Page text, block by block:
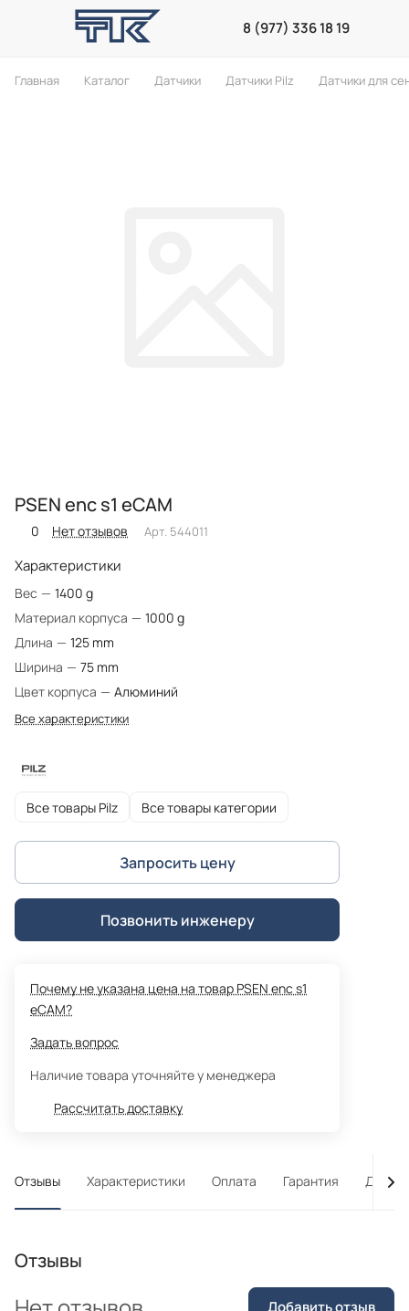
8 (977) 336 18 19
Главная Каталог Датчики Датчики Pilz Датчики для
PSEN enc s1 eCAM
0 Нет отзывов Арт. 544011
Характеристики
Вес — 1400 g
Материал корпуса — 1000 g
Длина — 125 mm
Ширина — 75 mm
Цвет корпуса — Алюминий
Все характеристики
Все товары Pilz Все товары категории
Запросить цену
Позвонить инженеру
Почему не указана цена на товар PSEN enc s1
eCAM?
Задать вопрос
Наличие товара уточняйте у менеджера
Рассчитать доставку
Отзывы Характеристики Оплата Гарантия
Отзывы
Добавить отзыв